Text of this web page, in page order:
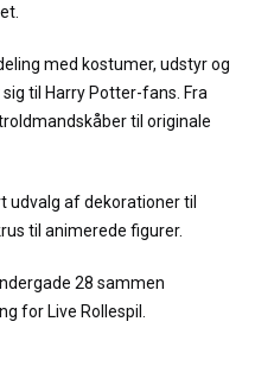
med kostumer, udstyr og
til Harry Potter-fans. Fra
til originale
udvalg af dekorationer til
til animerede figurer.
28 sammen
for Live Rollespil.